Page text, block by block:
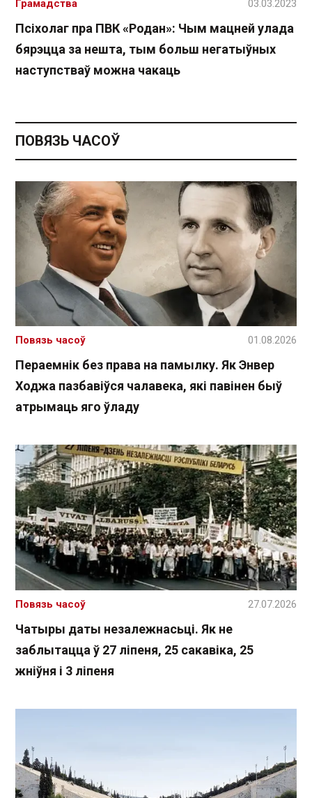
Псіхолаг пра ПВК «Родан»: Чым мацней улада
бярэцца за нешта, тым больш негатыўных
наступстваў можна чакаць
Грамадства 03.03.2023
ПОВЯЗЬ ЧАСОЎ
Пераемнік без права на памылку. Як Энвер
Ходжа пазбавіўся чалавека, які павінен быў
атрымаць яго ўладу
Повязь часоў 01.08.2026
Чатыры даты незалежнасьці. Як не
заблытацца ў 27 ліпеня, 25 сакавіка, 25
жніўня і 3 ліпеня
Повязь часоў 27.07.2026